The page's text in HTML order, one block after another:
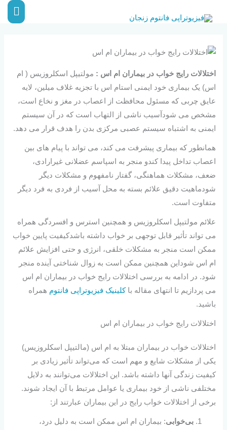
اختلالات رایج خواب در بیماران ام اس : مولتیپل اسکلروزیس ( ام
اس) یک بیماری خود ایمنی استام اس با تجزیه غلاف میلین، لایه
عایق چربی که مسئول محافظت از اعصاب در مغز و نخاع است،
مشخص می شودآسیب ناشی از التهاب است که در آن سیستم
ایمنی به اشتباه سیستم عصبی مرکزی بدن را هدف قرار می دهد.
همانطور که بیماری پیشرفت می کند، می تواند با پیام های بین
اعصاب تداخل پیدا کندو منجر به اسپاسم عضلانی غیرارادی،
ضعف، مشکلات هماهنگی، گفتار نامفهوم و مشکلات دیگر
شودماهیت دقیق علائم بسته به محل آسیب از فردی به فرد دیگر
متفاوت است.
علائم مولتیپل اسکلروزیس و همچنین استرس و افسردگی همراه
می تواند تأثیر قابل توجهی بر خواب داشته باشدکیفیت پایین خواب
ممکن است منجر به مشکلات خلقی، انرژی و حتی افزایش علائم
ام اس شوداین همچنین ممکن است به زوال شناختی آینده منجر
شود. در ادامه به بررسی اختلالات رایج خواب در بیماران ام اس
می پردازیم تا انتهای مقاله باکلینیک فیزیوتراپی فانتوم همراه
باشید.
اختلالات رایج خواب در بیماران ام اس
اختلالات خواب در بیماران مبتلا به ام اس (مالتیپل اسکلروزیس)
یکی از مشکلات شایع و مهم است که می‌تواند تأثیر زیادی بر
کیفیت زندگی آنها داشته باشد. این اختلالات می‌توانند به دلایل
مختلفی ناشی از خود بیماری یا عوامل مرتبط با آن ایجاد شوند.
برخی از اختلالات خواب رایج در این بیماران عبارتند از:
بی‌خوابی: بیماران ام اس ممکن است به دلیل درد،